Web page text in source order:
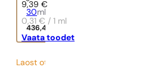
9,39€
0,31 € / 1 ml
Vaata toodet
30ml
436,47
Laost otsas